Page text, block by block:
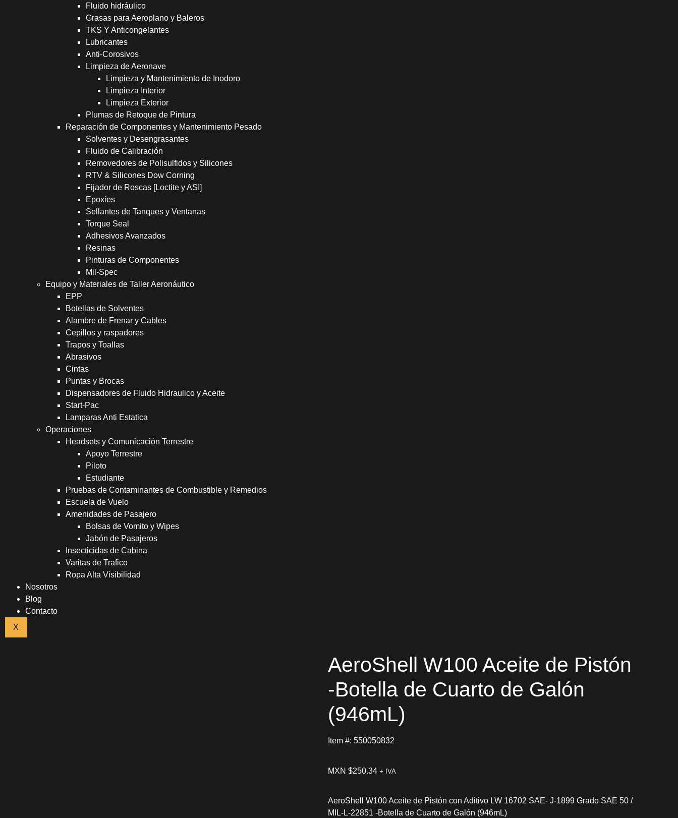
Fluido hidráulico
Grasas para Aeroplano y Baleros
TKS Y Anticongelantes
Lubricantes
Anti-Corosivos
Limpieza de Aeronave
Limpieza y Mantenimiento de Inodoro
Limpieza Interior
Limpieza Exterior
Plumas de Retoque de Pintura
Reparación de Componentes y Mantenimiento Pesado
Solventes y Desengrasantes
Fluido de Calibración
Removedores de Polisulfidos y Silicones
RTV & Silicones Dow Corning
Fijador de Roscas [Loctite y ASI]
Epoxies
Sellantes de Tanques y Ventanas
Torque Seal
Adhesivos Avanzados
Resinas
Pinturas de Componentes
Mil-Spec
Equipo y Materiales de Taller Aeronáutico
EPP
Botellas de Solventes
Alambre de Frenar y Cables
Cepillos y raspadores
Trapos y Toallas
Abrasivos
Cintas
Puntas y Brocas
Dispensadores de Fluido Hidraulico y Aceite
Start-Pac
Lamparas Anti Estatica
Operaciones
Headsets y Comunicación Terrestre
Apoyo Terrestre
Piloto
Estudiante
Pruebas de Contaminantes de Combustible y Remedios
Escuela de Vuelo
Amenidades de Pasajero
Bolsas de Vomito y Wipes
Jabón de Pasajeros
Insecticidas de Cabina
Varitas de Trafico
Ropa Alta Visibilidad
Nosotros
Blog
Contacto
X
AeroShell W100 Aceite de Pistón
-Botella de Cuarto de Galón
(946mL)
Item #: 550050832
MXN $250.34 + IVA
AeroShell W100 Aceite de Pistón con Aditivo LW 16702 SAE- J-1899 Grado SAE 50 /
MIL-L-22851 -Botella de Cuarto de Galón (946mL)